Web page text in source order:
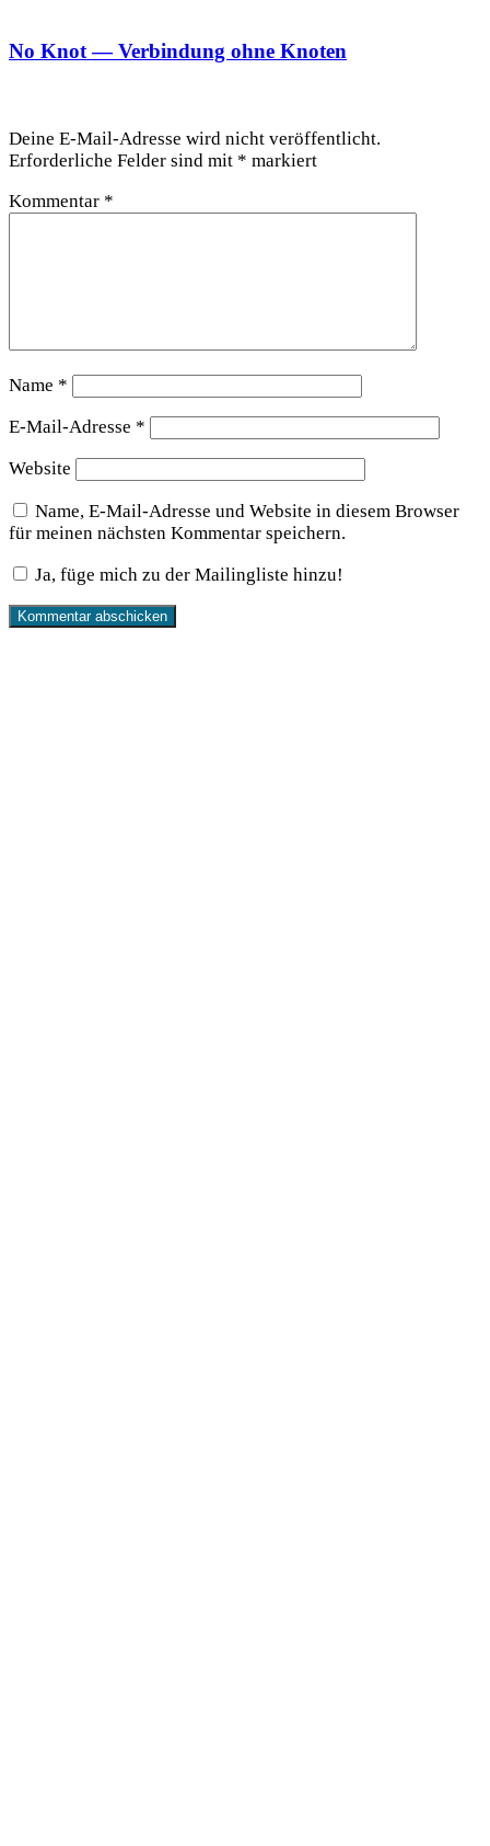
No Knot — Verbindung ohne Knoten
Deine E-Mail-Adresse wird nicht veröffentlicht.
Erforderliche Felder sind mit * markiert
Kommentar *
Name *
E-Mail-Adresse *
Website
Name, E-Mail-Adresse und Website in diesem Browser
für meinen nächsten Kommentar speichern.
Ja, füge mich zu der Mailingliste hinzu!